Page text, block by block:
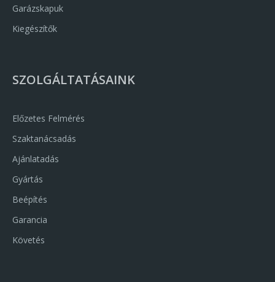
Garázskapuk
Kiegészítők
SZOLGÁLTATÁSAINK
Előzetes Felmérés
Szaktanácsadás
Ajánlatadás
Gyártás
Beépítés
Garancia
Követés